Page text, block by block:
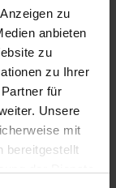
zu
anbieten
zu
zu Ihrer
für
Unsere
mit
bereitgestellt